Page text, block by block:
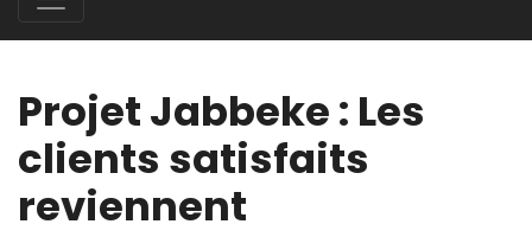
Projet Jabbeke : Les
clients satisfaits
reviennent